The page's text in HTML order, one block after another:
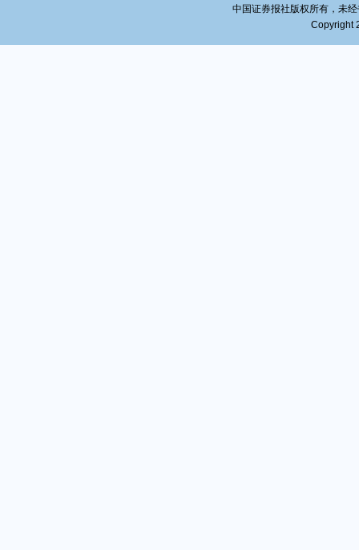
中国证券报社版权所有，未
Copyright